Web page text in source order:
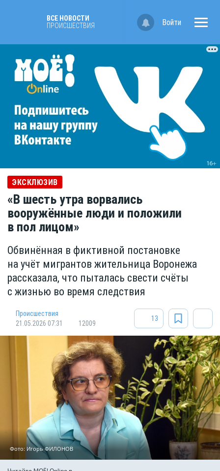
ВСЕ НОВОСТИ
ПРОИСШЕСТВИЯ
Войти
ЭКCКЛЮЗИВ
«В шесть утра ворвались
вооружённые люди и положили
в пол лицом»
Обвинённая в фиктивной постановке
на учёт мигрантов жительница Воронежа
рассказала, что пыталась свести счёты
с жизнью во время следствия
Происшествия
21.05.2026 07:31
12009
13
Фото: Игорь ФИЛОНОВ